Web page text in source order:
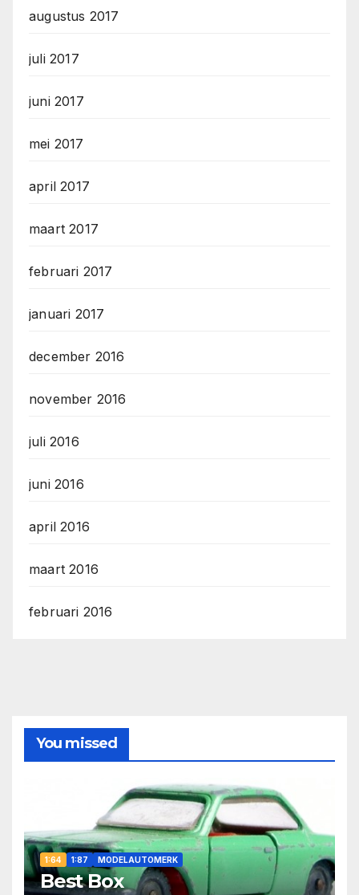
augustus 2017
juli 2017
juni 2017
mei 2017
april 2017
maart 2017
februari 2017
januari 2017
december 2016
november 2016
juli 2016
juni 2016
april 2016
maart 2016
februari 2016
You missed
1:64 1:87 MODELAUTOMERK
Best Box